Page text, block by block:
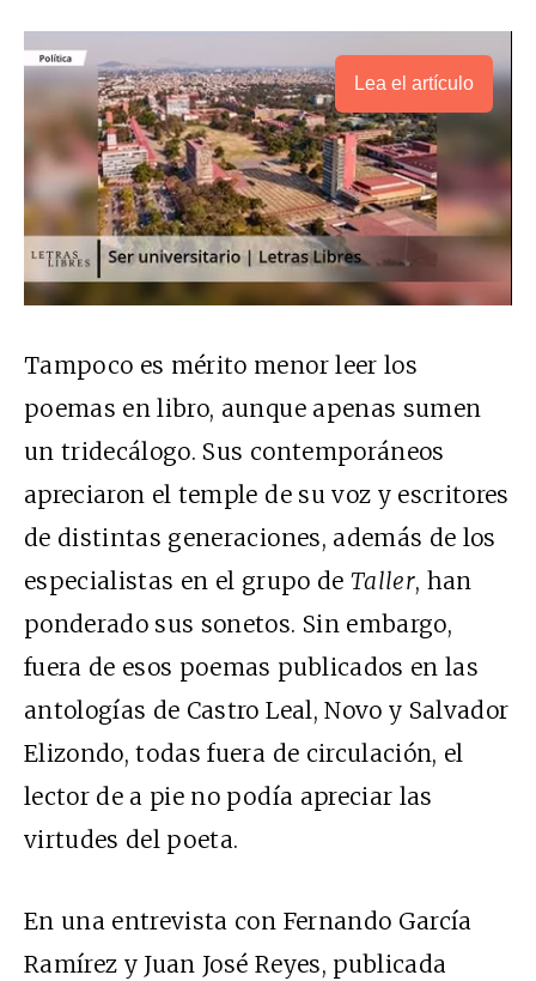
Lea el artículo
Tampoco es mérito menor leer los
poemas en libro, aunque apenas sumen
un tridecálogo. Sus contemporáneos
apreciaron el temple de su voz y escritores
de distintas generaciones, además de los
especialistas en el grupo de Taller, han
ponderado sus sonetos. Sin embargo,
fuera de esos poemas publicados en las
antologías de Castro Leal, Novo y Salvador
Elizondo, todas fuera de circulación, el
lector de a pie no podía apreciar las
virtudes del poeta.
En una entrevista con Fernando García
Ramírez y Juan José Reyes, publicada